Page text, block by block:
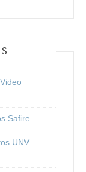
Safire
UNV